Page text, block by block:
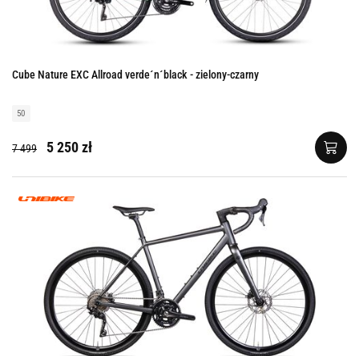
Cube Nature EXC Allroad verde´n´black - zielony-czarny
50
7 499 5 250 zł